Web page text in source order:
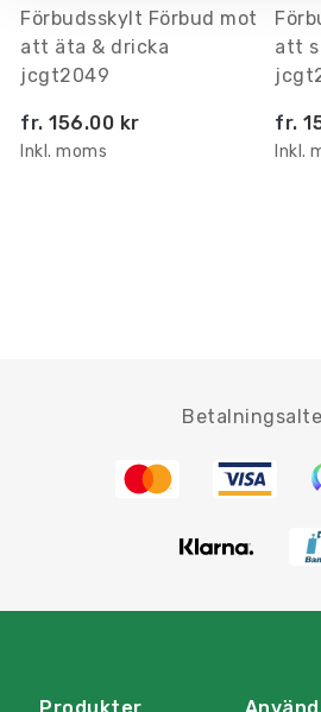
Förbudsskylt Förbud mot
att äta & dricka
jcgt2049
fr. 156.00 kr
Inkl. moms
att
fr.
Inkl.
Produkter